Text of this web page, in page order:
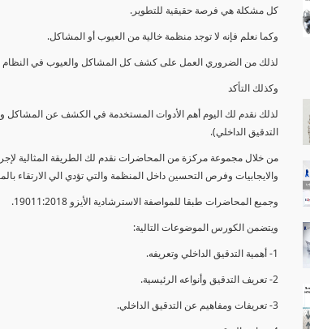
كل مشكلة هي فرصة حقيقية للتطوير.
وكما نعلم فإنه لا توجد منظمة خالية من العيوب أو المشاكل.
لذلك من الضروري العمل على كشف كل المشاكل والعيوب في النظام
وكذلك التأكد
لذلك نقدم لك اليوم أهم الأدوات المستخدمة في الكشف عن المشاكل
التدقيق الداخلي).
من خلال مجموعة مركزة من المحاضرات نقدم لك الطريقة المثالية
والايجابيات وفرص التحسين داخل المنظمة والتي تؤدي الي الارتقاء
وجميع المحاضرات طبقا للمواصفة الاسترشادية الأيزو 19011:2018.
ويتضمن الكورس الموضوعات التالية:
1- أهمية التدقيق الداخلي وتعريفه.
2- تعريف التدقيق وأنواعه الرئيسية.
3- تعريفات ومفاهيم عن التدقيق الداخلي.